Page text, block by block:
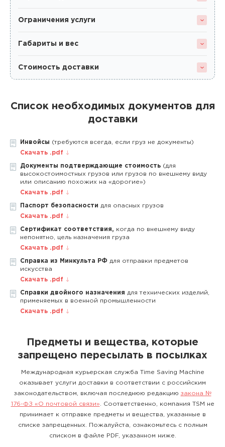
Ограничения услуги
Габариты и вес
Стоимость доставки
Список необходимых документов для
доставки
Инвойсы (требуются всегда, если груз не документы)
Скачать .pdf
Документы подтверждающие стоимость (для
высокостоимостных грузов или грузов по внешнему виду
или описанию похожих на «дорогие»)
Скачать .pdf
Паспорт безопасности для опасных грузов
Скачать .pdf
Сертификат соответствия, когда по внешнему виду
непонятно, цель назначения груза
Скачать .pdf
Справка из Минкульта РФ для отправки предметов
искусства
Скачать .pdf
Справки двойного назначения для технических изделий,
применяемых в военной промышленности
Скачать .pdf
Предметы и вещества, которые
запрещено пересылать в посылках
Международная курьерская служба Time Saving Machine
оказывает услуги доставки в соответствии с российским
законодательством, включая последнюю редакцию закона №
176-ФЗ «О почтовой связи» . Соответственно, компания TSM не
принимает к отправке предметы и вещества, указанные в
списке запрещенных. Пожалуйста, ознакомьтесь с полным
списком в файле PDF, указанном ниже.